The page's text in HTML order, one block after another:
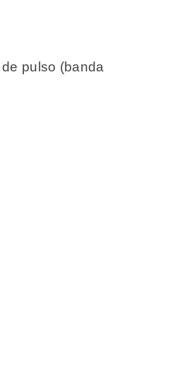
pulso (banda